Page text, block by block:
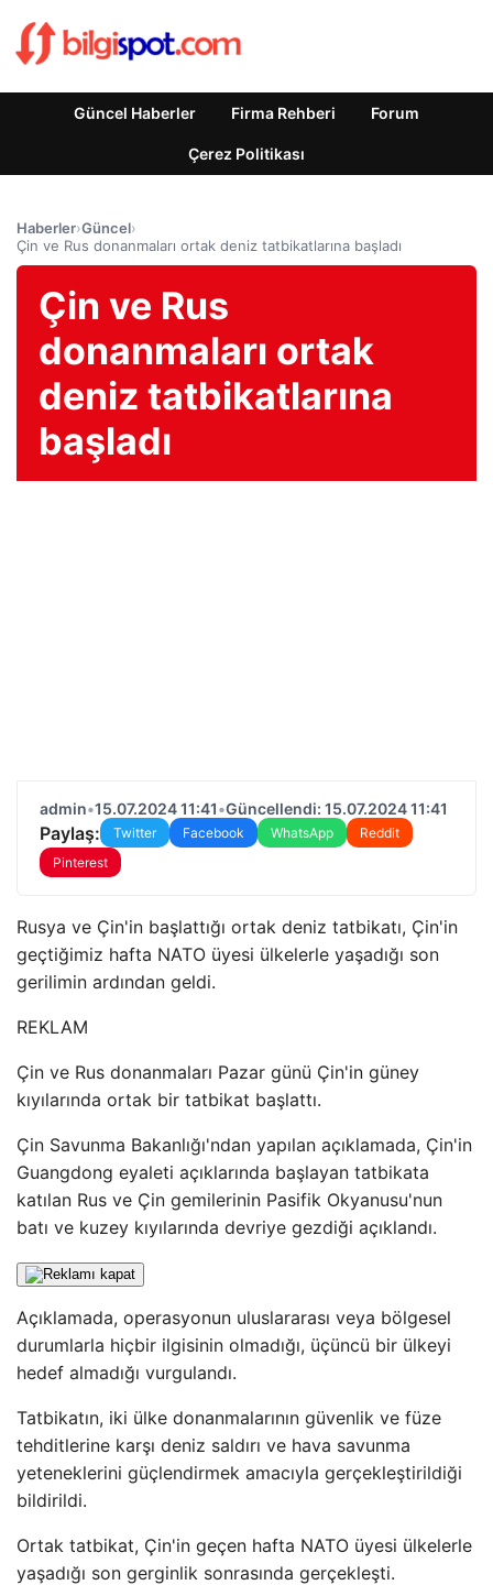
Güncel Haberler Firma Rehberi Forum
Çerez Politikası
Haberler›Güncel›
Çin ve Rus donanmaları ortak deniz tatbikatlarına başladı
Çin ve Rus
donanmaları ortak
deniz tatbikatlarına
başladı
admin•15.07.2024 11:41•Güncellendi: 15.07.2024 11:41
Paylaş: Twitter Facebook WhatsApp
Reddit
Pinterest
Rusya ve Çin'in başlattığı ortak deniz tatbikatı, Çin'in
geçtiğimiz hafta NATO üyesi ülkelerle yaşadığı son
gerilimin ardından geldi.
REKLAM
Çin ve Rus donanmaları Pazar günü Çin'in güney
kıyılarında ortak bir tatbikat başlattı.
Çin Savunma Bakanlığı'ndan yapılan açıklamada, Çin'in
Guangdong eyaleti açıklarında başlayan tatbikata
katılan Rus ve Çin gemilerinin Pasifik Okyanusu'nun
batı ve kuzey kıyılarında devriye gezdiği açıklandı.
Açıklamada, operasyonun uluslararası veya bölgesel
durumlarla hiçbir ilgisinin olmadığı, üçüncü bir ülkeyi
hedef almadığı vurgulandı.
Tatbikatın, iki ülke donanmalarının güvenlik ve füze
tehditlerine karşı deniz saldırı ve hava savunma
yeteneklerini güçlendirmek amacıyla gerçekleştirildiği
bildirildi.
Ortak tatbikat, Çin'in geçen hafta NATO üyesi ülkelerle
yaşadığı son gerginlik sonrasında gerçekleşti.